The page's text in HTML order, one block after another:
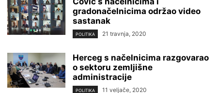
gradonačelnicima održao video
sastanak
POLITIKA 21 travnja, 2020
Herceg s načelnicima razgovarao
o sektoru zemljišne
administracije
POLITIKA 11 veljače, 2020